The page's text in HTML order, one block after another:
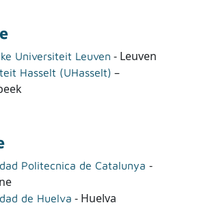
Universiteit Leuven - Leuven
Hasselt (UHasselt) –
Politecnica de Catalunya -
de Huelva - Huelva